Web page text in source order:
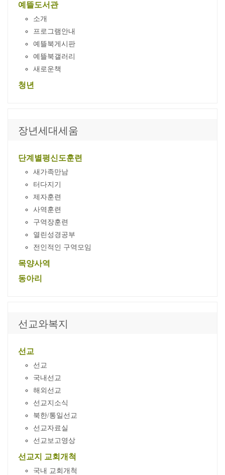
예뜰도서관
소개
프로그램안내
예뜰북게시판
예뜰북갤러리
새로운책
청년
장년세대세움
단계별평신도훈련
새가족만남
터다지기
제자훈련
사역훈련
구역장훈련
열린성경공부
전인적인 구역모임
목양사역
동아리
선교와복지
선교
선교
국내선교
해외선교
선교지소식
북한/통일선교
선교자료실
선교보고영상
선교지 교회개척
국내 교회개척